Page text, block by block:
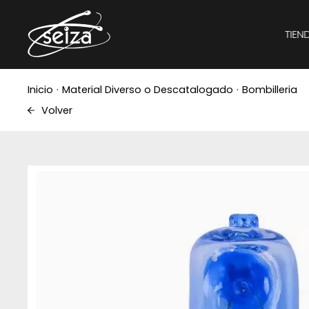
Inicio · Material Diverso o Descatalogado · Bombilleria
Volver